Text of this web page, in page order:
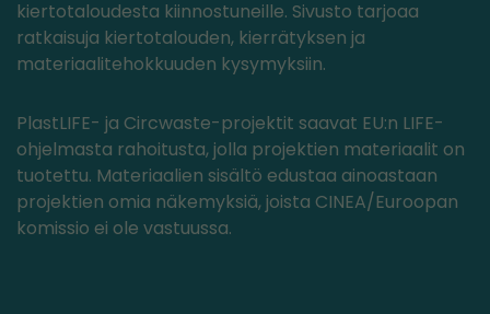
kiertotaloudesta kiinnostuneille. Sivusto tarjoaa
ratkaisuja kiertotalouden, kierrätyksen ja
materiaalitehokkuuden kysymyksiin.
PlastLIFE- ja Circwaste-projektit saavat EU:n LIFE-
ohjelmasta rahoitusta, jolla projektien materiaalit on
tuotettu. Materiaalien sisältö edustaa ainoastaan
projektien omia näkemyksiä, joista CINEA/Euroopan
komissio ei ole vastuussa.